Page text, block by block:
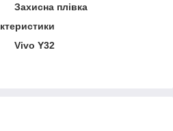
Захисна плівка
Vivo Y32